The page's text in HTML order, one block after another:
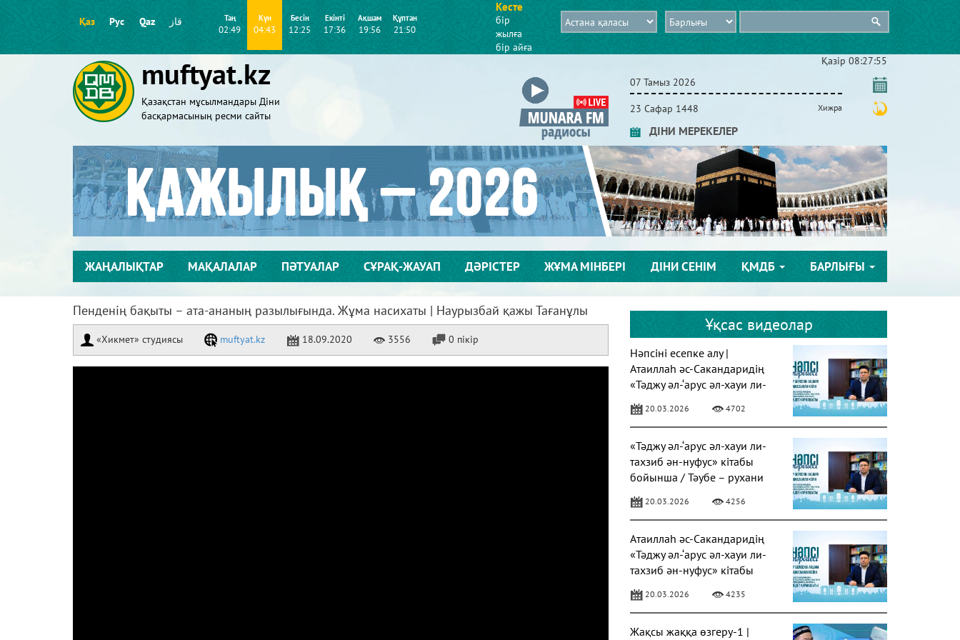
Қаз Рус Qaz قاز Таң
02:49
Күн
04:43
Бесін
12:25
Екінті
17:36
Ақшам
19:56
Құптан
21:50
Кесте
бір
жылға
бір айға
muftyat.kz
Қазақстан мұсылмандары Діни
басқармасының ресми сайты
Қазір 08:27:56
07 Тамыз 2026
23 Сафар 1448 Хижра
ДІНИ МЕРЕКЕЛЕР
ЖАҢАЛЫҚТАР МАҚАЛАЛАР ПӘТУАЛАР СҰРАҚ-ЖАУАП ДӘРІСТЕР ЖҰМА МІНБЕРІ ДІНИ СЕНІМ ҚМДБ БАРЛЫҒЫ
Пенденің бақыты – ата-ананың разылығында. Жұма насихаты | Наурызбай қажы Тағанұлы
«Хикмет» студиясы muftyat.kz 18.09.2020 3556 0 пікір
Ұқсас видеолар
Нәпсіні есепке алу |
Атаиллаһ әс-Сакандаридің
«Тәджу әл-‘арус әл-хауи ли-
20.03.2026 4702
«Тәджу әл-‘арус әл-хауи ли-
тахзиб ән-нуфус» кітабы
бойынша / Тәубе – рухани
20.03.2026 4256
Атаиллаһ әс-Сакандаридің
«Тәджу әл-‘арус әл-хауи ли-
тахзиб ән-нуфус» кітабы
20.03.2026 4235
Жақсы жаққа өзгеру-1 |